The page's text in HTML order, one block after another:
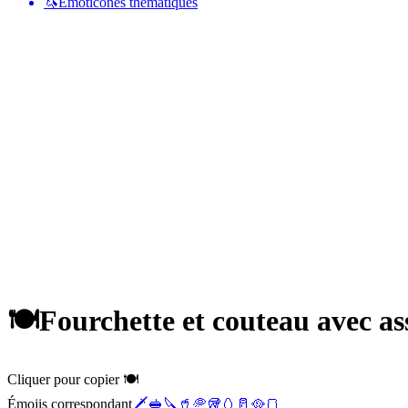
🍽️Fourchette et couteau avec
Cliquer pour copier 🍽️
Émojis correspondant🗡️🥪 🔪 🥤 🥏🥡 🥚 🥛 🥘🍞